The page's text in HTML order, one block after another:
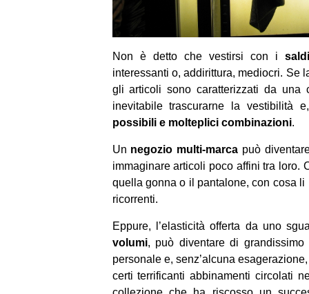
Non è detto che vestirsi con i
interessanti o, addirittura, mediocri. Se
gli articoli sono caratterizzati da una
inevitabile trascurarne la vestibilità
possibili e molteplici combinazioni.
Un negozio multi-marca può
immaginare articoli poco affini tra loro.
quella gonna o il pantalone, con cosa
ricorrenti.
Eppure, l’elasticità offerta da uno
volumi, può diventare di
personale e, senz’alcuna
certi terrificanti abbinamenti circolati